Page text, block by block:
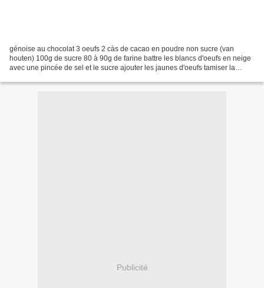
génoise au chocolat 3 oeufs 2 càs de cacao en poudre non sucre (van
houten) 100g de sucre 80 à 90g de farine battre les blancs d'oeufs en neige
avec une pincée de sel et le sucre ajouter les jaunes d'oeufs tamiser la
Publicité